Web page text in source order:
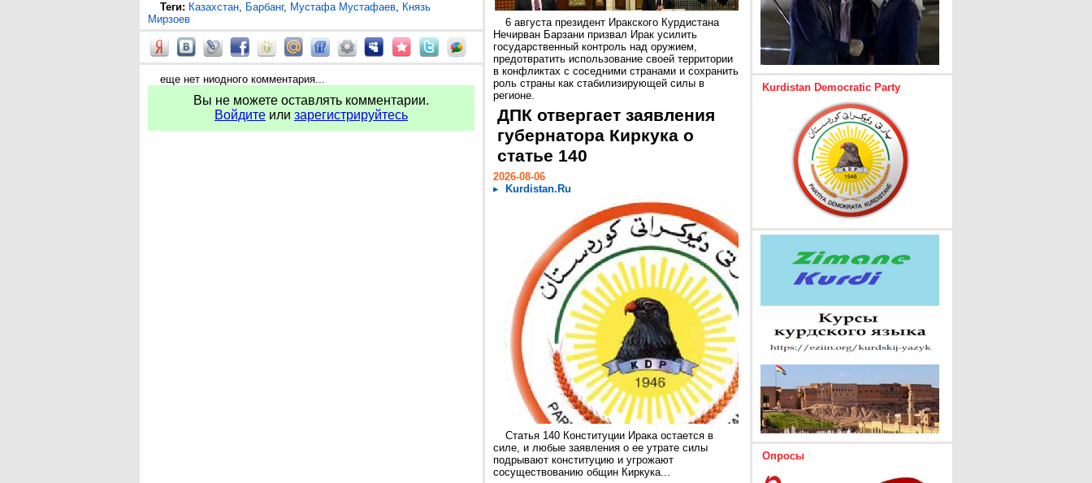
Теги: Казахстан, Барбанг, Мустафа Мустафаев, Князь
Мирзоев
еще нет ниодного комментария...
Вы не можете оставлять комментарии.
Войдите или зарегистрируйтесь
6 августа президент Иракского Курдистана
Нечирван Барзани призвал Ирак усилить
государственный контроль над оружием,
предотвратить использование своей территории
в конфликтах с соседними странами и сохранить
роль страны как стабилизирующей силы в
регионе.
ДПК отвергает заявления
губернатора Киркука о
статье 140
2026-08-06
Kurdistan.Ru
Статья 140 Конституции Ирака остается в
силе, и любые заявления о ее утрате силы
подрывают конституцию и угрожают
сосуществованию общин Киркука...
Kurdistan Democratic Party
Опросы